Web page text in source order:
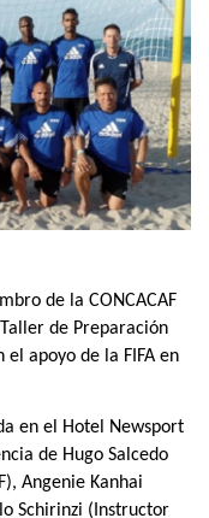
de la CONCACAF
de Preparación
el apoyo de la FIFA en
en el Hotel Newsport
de Hugo Salcedo
Angenie Kanhai
Schirinzi (Instructor